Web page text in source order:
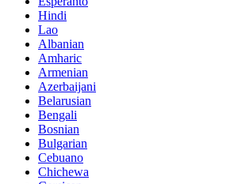
Hindi
Lao
Albanian
Amharic
Armenian
Azerbaijani
Belarusian
Bengali
Bosnian
Bulgarian
Cebuano
Chichewa